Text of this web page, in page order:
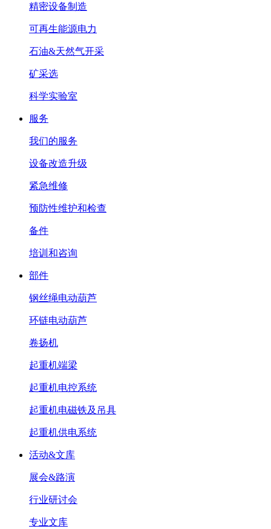
精密设备制造
可再生能源电力
石油&天然气开采
矿采选
科学实验室
服务
我们的服务
设备改造升级
紧急维修
预防性维护和检查
备件
培训和咨询
部件
钢丝绳电动葫芦
环链电动葫芦
卷扬机
起重机端梁
起重机电控系统
起重机电磁铁及吊具
起重机供电系统
活动&文库
展会&路演
行业研讨会
专业文库